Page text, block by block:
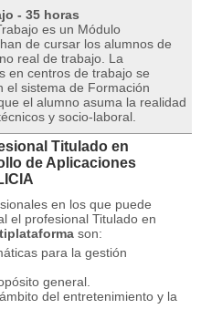
- 35 horas
es un Módulo
de cursar los alumnos de
real de trabajo. La
en centros de trabajo se
el sistema de Formación
el alumno asuma la realidad
y socio-laboral.
Titulado en
de Aplicaciones
en los que puede
el profesional Titulado en
son:
para la gestión
general.
del entretenimiento y la